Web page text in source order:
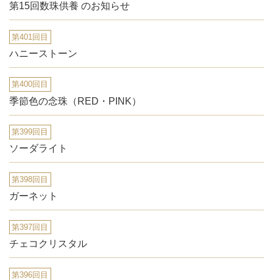
第15回数珠供養 のお知らせ
第401回目
ハニーストーン
第400回目
季節色の念珠（RED・PINK）
第399回目
ソーダライト
第398回目
ガーネット
第397回目
チェコクリスタル
第396回目